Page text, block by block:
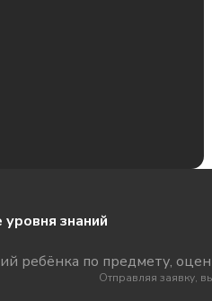
знаний
ребёнка по предмету,
Отправляя заявку,